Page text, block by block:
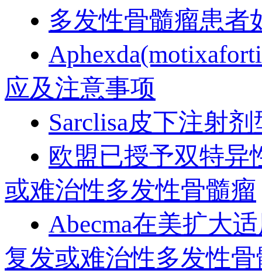
多发性骨髓瘤患者
应及注意事项
Sarclisa皮下注射
欧盟已授予双特异
或难治性多发性骨髓瘤
Abecma在美扩大
复发或难治性多发性